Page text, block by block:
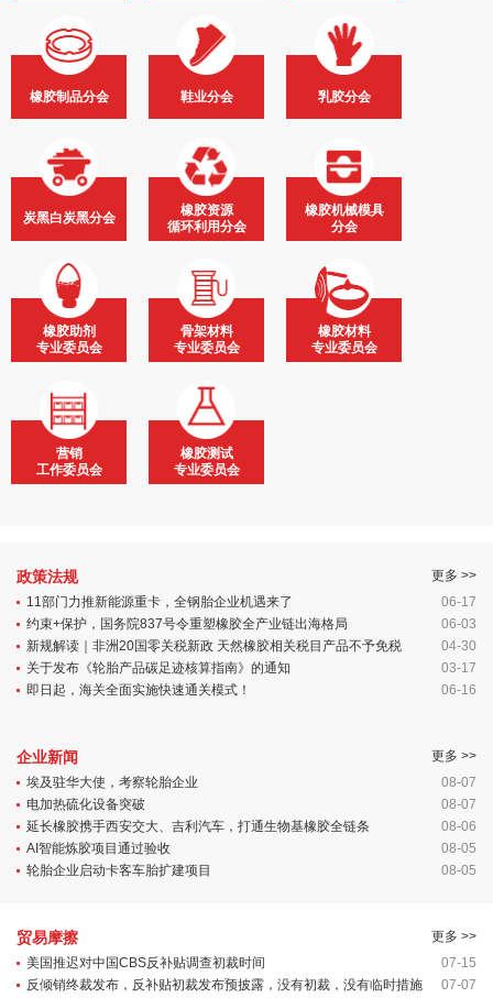
橡胶制品分会 鞋业分会 乳胶分会
炭黑白炭黑分会
橡胶资源
循环利用分会
橡胶机械模具
分会
橡胶助剂
专业委员会
骨架材料
专业委员会
橡胶材料
专业委员会
营销
工作委员会
橡胶测试
专业委员会
政策法规
更多 >>
11部门力推新能源重卡，全钢胎企业机遇来了
06-17
约束+保护，国务院837号令重塑橡胶全产业链出海格局
06-03
新规解读｜非洲20国零关税新政 天然橡胶相关税目产品不予免税
04-30
关于发布《轮胎产品碳足迹核算指南》的通知
03-17
即日起，海关全面实施快速通关模式！
06-16
企业新闻
更多 >>
埃及驻华大使，考察轮胎企业
08-07
电加热硫化设备突破
08-07
延长橡胶携手西安交大、吉利汽车，打通生物基橡胶全链条
08-06
AI智能炼胶项目通过验收
08-05
轮胎企业启动卡客车胎扩建项目
08-05
贸易摩擦
更多 >>
美国推迟对中国CBS反补贴调查初裁时间
07-15
反倾销终裁发布，反补贴初裁发布预披露，没有初裁，没有临时措施
07-07